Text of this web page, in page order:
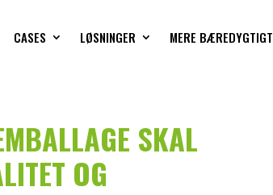
CASES LØSNINGER MERE BÆREDYGTIGT
SKAL
OG